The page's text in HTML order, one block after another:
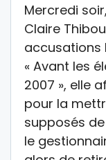
Mercredi
Claire
accusations
« Avant les
2007 », elle
pour la
supposés
le